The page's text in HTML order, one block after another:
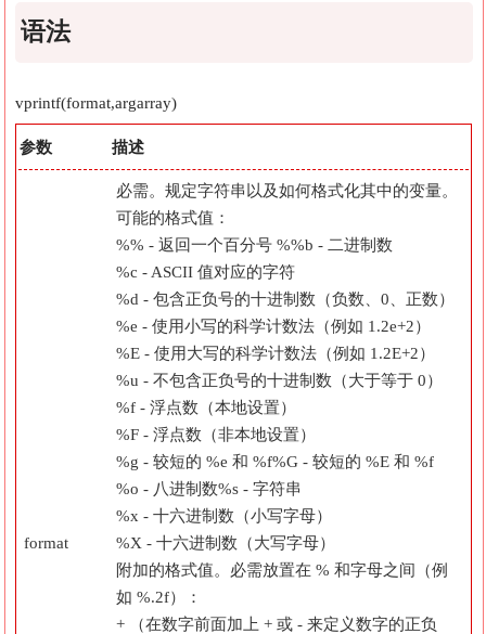
语法
vprintf(format,argarray)
参数 描述
format
必需。规定字符串以及如何格式化其中的变量。
可能的格式值：
%% - 返回一个百分号 %%b - 二进制数
%c - ASCII 值对应的字符
%d - 包含正负号的十进制数（负数、0、正数）
%e - 使用小写的科学计数法（例如 1.2e+2）
%E - 使用大写的科学计数法（例如 1.2E+2）
%u - 不包含正负号的十进制数（大于等于 0）
%f - 浮点数（本地设置）
%F - 浮点数（非本地设置）
%g - 较短的 %e 和 %f%G - 较短的 %E 和 %f
%o - 八进制数%s - 字符串
%x - 十六进制数（小写字母）
%X - 十六进制数（大写字母）
附加的格式值。必需放置在 % 和字母之间（例
如 %.2f）：
+ （在数字前面加上 + 或 - 来定义数字的正负